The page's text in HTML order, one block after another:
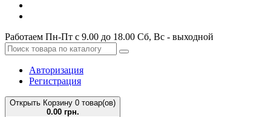
Работаем Пн-Пт с 9.00 до 18.00 Сб, Вс - выходной
Авторизация
Регистрация
Открыть Корзину 0 товар(ов)
0.00 грн.